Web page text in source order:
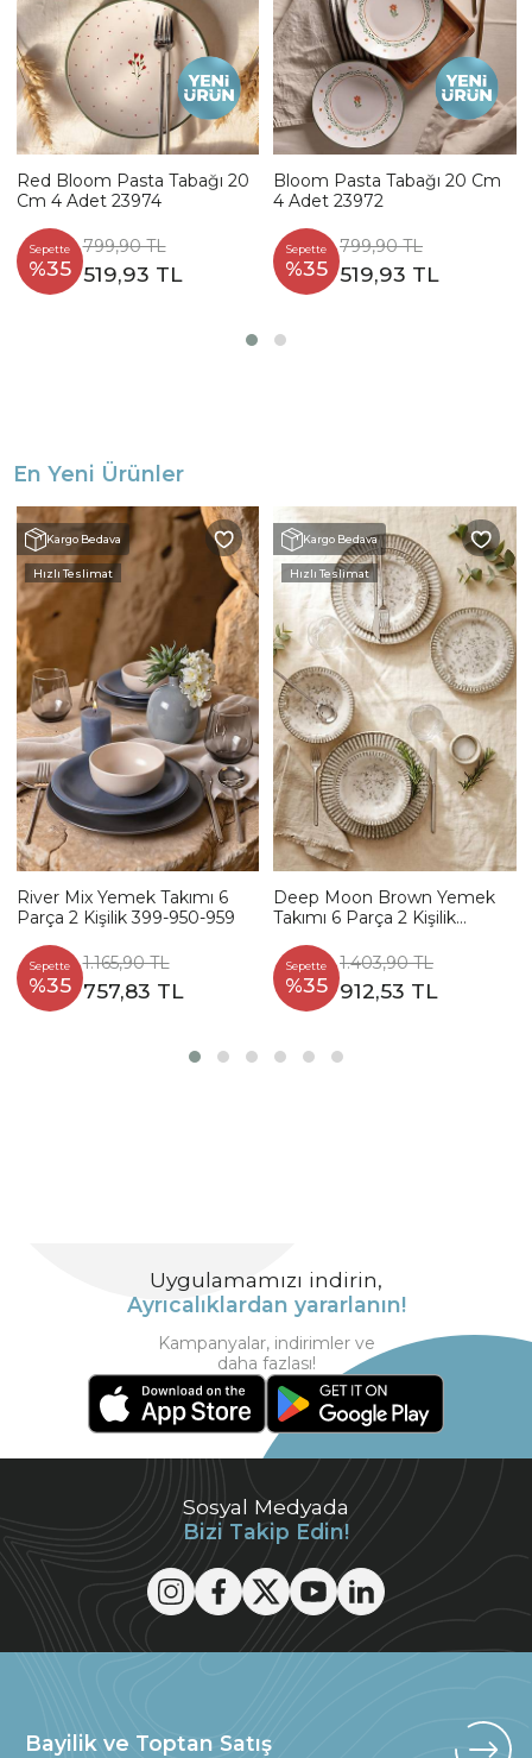
Red Bloom Pasta Tabağı 20
Cm 4 Adet 23974
Sepette
%35
799,90 TL
519,93 TL
Bloom Pasta Tabağı 20 Cm
4 Adet 23972
Sepette
%35
799,90 TL
519,93 TL
En Yeni Ürünler
Kargo Bedava
Hızlı Teslimat
River Mix Yemek Takımı 6
Parça 2 Kişilik 399-950-959
Sepette
%35
1.165,90 TL
757,83 TL
Kargo Bedava
Hızlı Teslimat
Deep Moon Brown Yemek
Takımı 6 Parça 2 Kişilik
Sepette
%35
1.403,90 TL
912,53 TL
Sosyal Medyada
Bizi Takip Edin!
Uygulamamızı indirin,
Ayrıcalıklardan yararlanın!
Kampanyalar, indirimler ve
daha fazlası!
Bayilik ve Toptan Satış